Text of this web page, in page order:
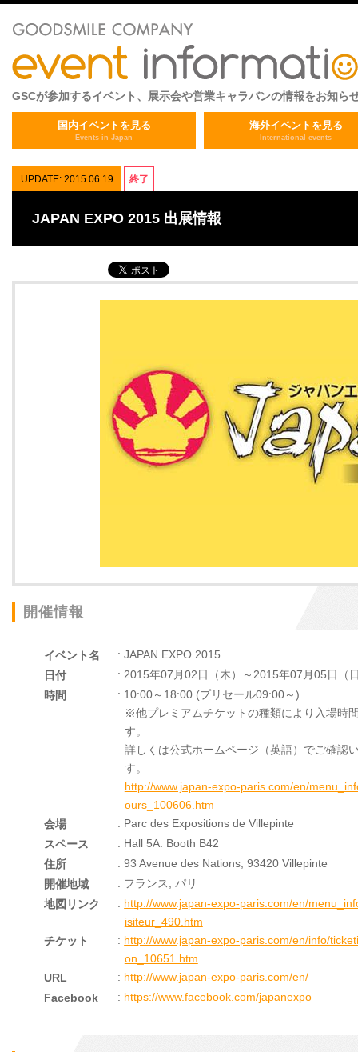
GSCが参加するイベント、展示会や営業キャラバンの情報をお知ら
国内イベントを見る
Events in Japan
海外イベントを見る
International events
UPDATE: 2015.06.19 終了
JAPAN EXPO 2015 出展情報
開催情報
イベント名
: JAPAN EXPO 2015
日付
: 2015年07月02日（木）～2015年07月05日（
時間
: 10:00～18:00 (プリセール09:00～)
※他プレミアムチケットの種類により入場時
す。
詳しくは公式ホームページ（英語）でご確認
す。
http://www.japan-expo-paris.com/en/
ours_100606.htm
会場
: Parc des Expositions de Villepinte
スペース
住所
: 93 Avenue des Nations, 93420 Villepinte
開催地域
: フランス, パリ
地図リンク
: http://www.japan-expo-paris.com/en/
isiteur_490.htm
チケット
: http://www.japan-expo-paris.com/en/info/
on_10651.htm
URL
: http://www.japan-expo-paris.com/en/
Facebook
: https://www.facebook.com/japanexpo